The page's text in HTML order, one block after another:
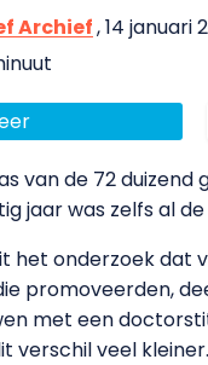
Archief, 14 januari
van de 72
jaar was zelfs al
het onderzoek dat
promoveerden,
met een
verschil veel